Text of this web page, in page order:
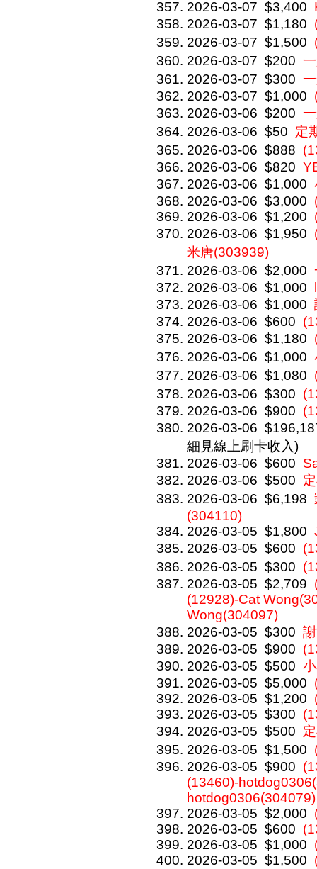
2026-03-07 $3,400
2026-03-07 $1,180
2026-03-07 $1,500
2026-03-07 $200
2026-03-07 $300
2026-03-07 $1,000
2026-03-06 $200
2026-03-06 $50 定
2026-03-06 $888
2026-03-06 $820
2026-03-06 $1,000
2026-03-06 $3,000
2026-03-06 $1,200
2026-03-06 $1,950
米唐(303939)
2026-03-06 $2,000
2026-03-06 $1,000
2026-03-06 $1,000
2026-03-06 $600
2026-03-06 $1,180
2026-03-06 $1,000
2026-03-06 $1,080
2026-03-06 $300
2026-03-06 $900
2026-03-06
細見線上刷卡收入)
2026-03-06 $600
2026-03-06 $500
2026-03-06 $6,198
(304110)
2026-03-05 $1,800
2026-03-05 $600
2026-03-05 $300
2026-03-05 $2,709
(12928)-Cat
Wong(304097)
2026-03-05 $300
2026-03-05 $900
2026-03-05 $500
2026-03-05 $5,000
2026-03-05 $1,200
2026-03-05 $300
2026-03-05 $500
2026-03-05 $1,500
2026-03-05 $900
(13460)-
hotdog0306(304079)
2026-03-05 $2,000
2026-03-05 $600
2026-03-05 $1,000
2026-03-05 $1,500